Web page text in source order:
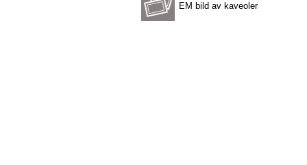
EM bild av kaveoler